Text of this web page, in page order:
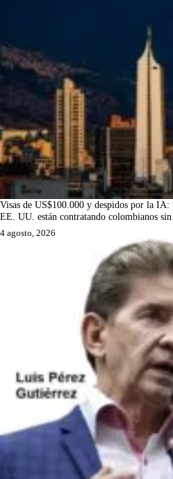
Visas de US$100.000 y despidos por la IA:
EE. UU. están contratando colombianos
4 agosto, 2026